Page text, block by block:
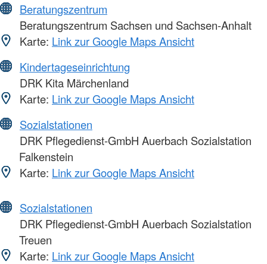
Beratungszentrum
Beratungszentrum Sachsen und Sachsen-Anhalt
Karte: Link zur Google Maps Ansicht
Kindertageseinrichtung
DRK Kita Märchenland
Karte: Link zur Google Maps Ansicht
Sozialstationen
DRK Pflegedienst-GmbH Auerbach Sozialstation
Falkenstein
Karte: Link zur Google Maps Ansicht
Sozialstationen
DRK Pflegedienst-GmbH Auerbach Sozialstation
Treuen
Karte: Link zur Google Maps Ansicht